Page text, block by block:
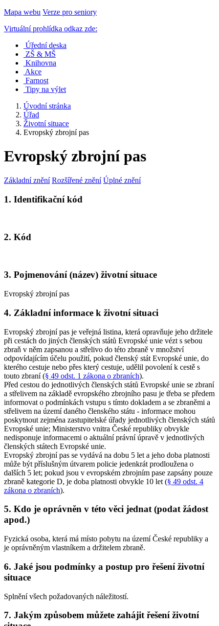
Mapa webu Verze pro seniory
Virtuální prohlídka odkaz zde:
Úřední deska
ZŠ & MŠ
Knihovna
Akce
Farnost
Tipy na výlet
Úvodní stránka
Úřad
Životní situace
Evropský zbrojní pas
Evropský zbrojní pas
Základní znění Rozšířené znění Úplné znění
1. Identifikační kód
2. Kód
3. Pojmenování (název) životní situace
Evropský zbrojní pas
4. Základní informace k životní situaci
Evropský zbrojní pas je veřejná listina, která opravňuje jeho držitele
při cestách do jiných členských států Evropské unie vézt s sebou
zbraň v něm zapsanou a střelivo do této zbraně v množství
odpovídajícím účelu použití, pokud členský stát Evropské unie, do
kterého cestuje nebo přes který cestuje, udělil povolení k cestě s
touto zbraní (§ 49 odst. 1 zákona o zbraních).
Před cestou do jednotlivých členských států Evropské unie se zbraní
a střelivem na základě evropského zbrojního pasu je třeba se předem
informovat o podmínkách vstupu s tímto dokladem a se zbraněmi a
střelivem na území daného členského státu - informace mohou
poskytnout zejména zastupitelské úřady jednotlivých členských států
Evropské unie; Ministerstvo vnitra České republiky obvykle
nedisponuje informacemi o aktuální právní úpravě v jednotlivých
členských státech Evropské unie.
Evropský zbrojní pas se vydává na dobu 5 let a jeho doba platnosti
může být příslušným útvarem policie jedenkrát prodloužena o
dalších 5 let; pokud jsou v evropském zbrojním pase zapsány pouze
zbraně kategorie D, je doba platnosti obvykle 10 let (§ 49 odst. 4
zákona o zbraních).
5. Kdo je oprávněn v této věci jednat (podat žádost
apod.)
Fyzická osoba, která má místo pobytu na území České republiky a
je oprávněným vlastníkem a držitelem zbraně.
6. Jaké jsou podmínky a postup pro řešení životní
situace
Splnění všech požadovaných náležitostí.
7. Jakým způsobem můžete zahájit řešení životní